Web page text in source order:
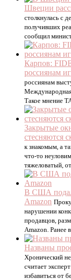
Швеции
столкнулась с
получивших
сообщил
Карпов:
россиянам
россиянам
Международная
Такое мнение
Закрытые
стесняются
к знакомым, а
что-то
тяжеловатый,
В США
Amazon
нарушении
продавцов,
Amazon.
Названы
Хронический
считает
избавиться от